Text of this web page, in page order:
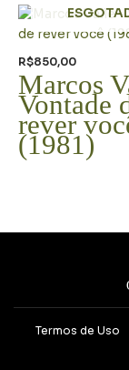
R$850,00
Marcos
Vontade
rever
(1981)
Termos de Uso